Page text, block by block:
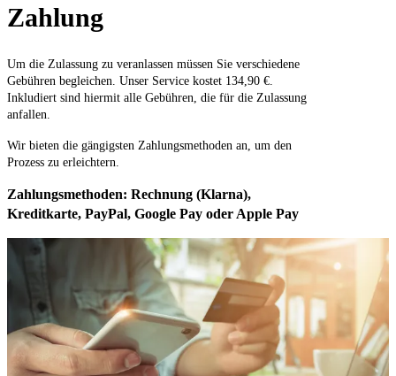
Zahlung
Um die Zulassung zu veranlassen müssen Sie verschiedene
Gebühren begleichen. Unser Service kostet 134,90 €.
Inkludiert sind hiermit alle Gebühren, die für die Zulassung
anfallen.
Wir bieten die gängigsten Zahlungsmethoden an, um den
Prozess zu erleichtern.
Zahlungsmethoden: Rechnung (Klarna),
Kreditkarte, PayPal, Google Pay oder Apple Pay